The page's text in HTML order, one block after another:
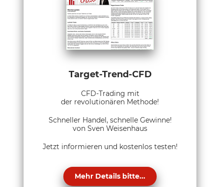
Target-Trend-CFD
CFD-Trading mit
der revolutionären Methode!
Schneller Handel, schnelle Gewinne!
von Sven Weisenhaus
Jetzt informieren und kostenlos testen!
Mehr Details bitte...